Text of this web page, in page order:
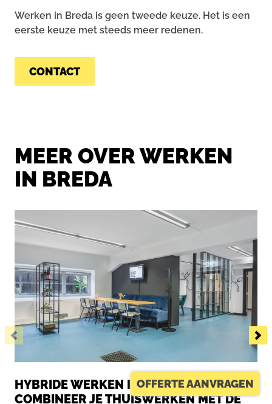
Werken in Breda is geen tweede keuze. Het is een
eerste keuze met steeds meer redenen.
CONTACT
MEER OVER WERKEN
IN BREDA
HYBRIDE WERKEN IN BREDA: ZO
COMBINEER JE THUISWERKEN MET DE
OFFERTE AANVRAGEN